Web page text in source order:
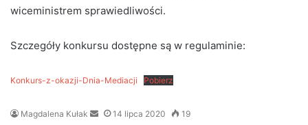
wiceministrem sprawiedliwości.
Szczegóły konkursu dostępne są w regulaminie:
Konkurs-z-okazji-Dnia-Mediacji Pobierz
Magdalena Kułak
Send14 lipca 2020 19